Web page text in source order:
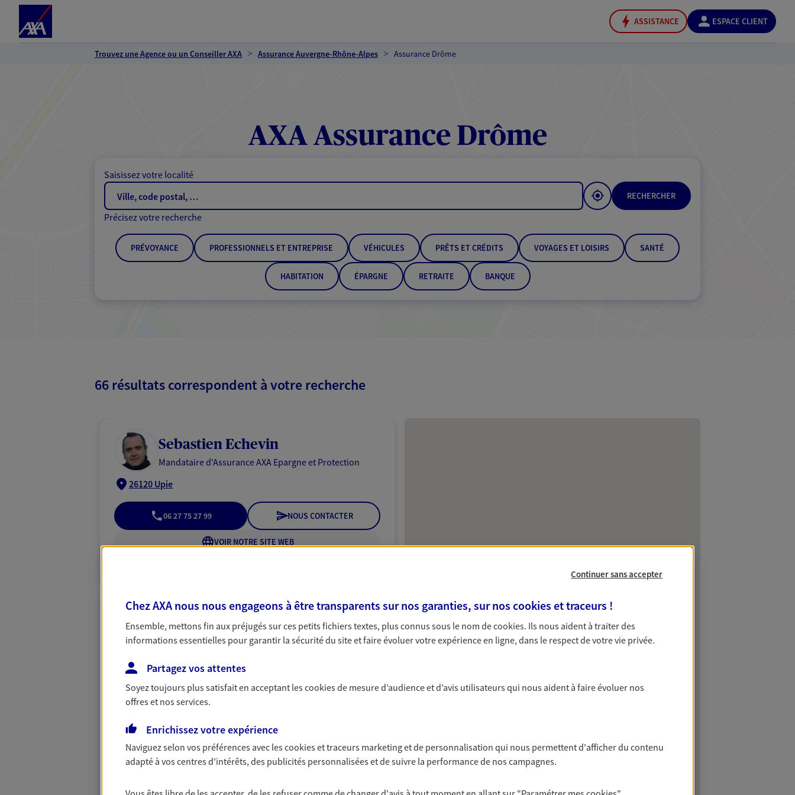
ASSISTANCE ESPACE CLIENT
Trouvez une Agence ou un Conseiller AXA Assurance Auvergne-Rhône-Alpes Assurance Drôme
AXA Assurance Drôme
Saisissez votre localité
RECHERCHER
Précisez votre recherche
PRÉVOYANCE PROFESSIONNELS ET ENTREPRISE VÉHICULES PRÊTS ET CRÉDITS VOYAGES ET LOISIRS SANTÉ
HABITATION ÉPARGNE RETRAITE BANQUE
66 résultats correspondent à votre recherche
Sebastien Echevin
Mandataire d'Assurance AXA Epargne et Protection
26120 Upie
06 27 75 27 99 NOUS CONTACTER
VOIR NOTRE SITE WEB
Stéphanie Dreno
Agent général d'assurance exclusif AXA Prévoyance &
Patrimoine
65 Av Du Vercors, 26120 Malissard
Horaires :Ouvert
de 09:00 à 12:30 (sur rendez-vous)puis de 14:00 à 18:00 (sur
rendez-vous)
VOIR NOTRE SITE WEB
Continuer sans accepter
Chez AXA nous nous engageons à être transparents sur nos garanties, sur nos cookies et traceurs !
Ensemble, mettons fin aux préjugés sur ces petits fichiers textes, plus connus sous le nom decookies. Ils nous aident à traiter des
informations essentielles pour garantir la sécurité du site et faire évoluer votre expérience en ligne, dans le respect de votre vie privée.
Partagez vos attentes
Soyez toujours plus satisfait en acceptant lescookiesde mesure d’audience et d’avis utilisateurs qui nous aident à faire évoluer nos
offres et nos services.
Enrichissez votre expérience
Naviguez selon vos préférences avec lescookies et traceurs marketing et de personnalisation qui nous permettent d'afficher du contenu
adapté à vos centres d'intérêts, des publicités personnalisées et de suivre la performance de nos campagnes.